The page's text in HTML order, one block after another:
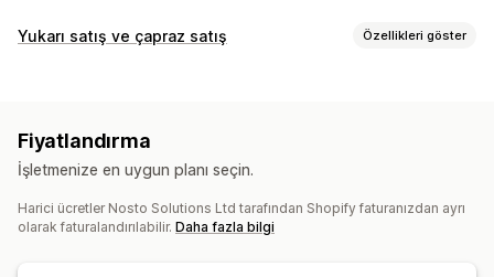
Arama özellikleri
Ürün destekleri Çoklu filtreleme
Özel sıralama
Arama çubuğu Sonuçları hariç tutma
Ekran özelleştirme
Yukarı satış ve çapraz satış Özellikleri göster
Ürün sayfasından yukarı satış
Tek tıklamalı eklentiler Sabit sepet
Açılır pencereler Özel CSS
Özel HTML
Sürükle ve bırak düzenleyicisi Çoklu para birimi
Fiyatlandırma
İşletmenize en uygun planı seçin.
Harici ücretler Nosto Solutions Ltd tarafından Shopify faturanızdan ayrı
olarak faturalandırılabilir. Daha fazla bilgi